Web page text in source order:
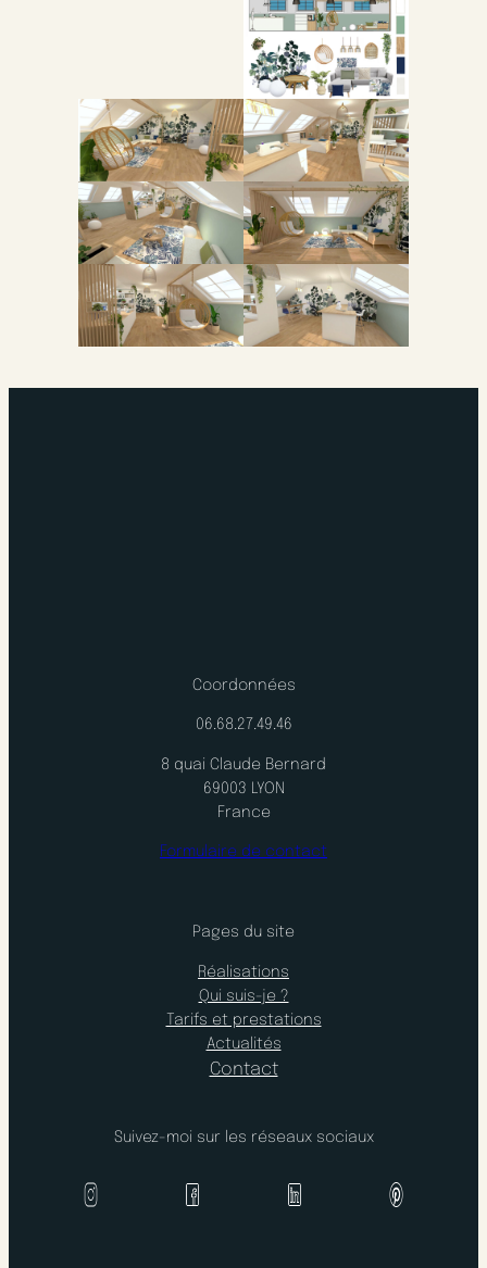
Coordonnées
06.68.27.49.46
8 quai Claude Bernard
69003 LYON
France
Formulaire de contact
Pages du site
Réalisations
Qui suis-je ?
Tarifs et prestations
Actualités
Contact
Suivez-moi sur les réseaux sociaux